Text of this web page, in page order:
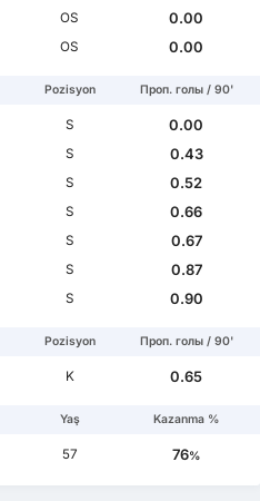
OS
0.00
OS 0.00
Pozisyon Проп. голы / 90'
S
0.00
S
0.43
S
0.52
S
0.66
S
0.67
S
0.87
S 0.90
Pozisyon Проп. голы / 90'
K 0.65
Yaş Kazanma %
57 76%